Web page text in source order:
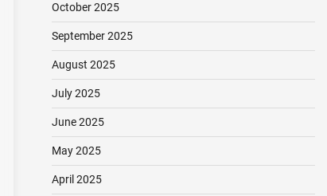
October 2025
September 2025
August 2025
July 2025
June 2025
May 2025
April 2025